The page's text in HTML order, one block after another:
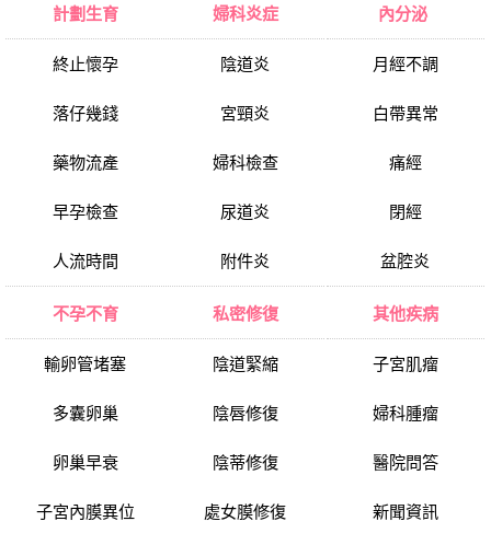
計劃生育
終止懷孕
落仔幾錢
藥物流產
早孕檢查
人流時間
婦科炎症
陰道炎
宮頸炎
婦科檢查
尿道炎
附件炎
內分泌
月經不調
白帶異常
痛經
閉經
盆腔炎
不孕不育
輸卵管堵塞
多囊卵巢
卵巢早衰
子宮內膜異位
私密修復
陰道緊縮
陰唇修復
陰蒂修復
處女膜修復
其他疾病
子宮肌瘤
婦科腫瘤
醫院問答
新聞資訊